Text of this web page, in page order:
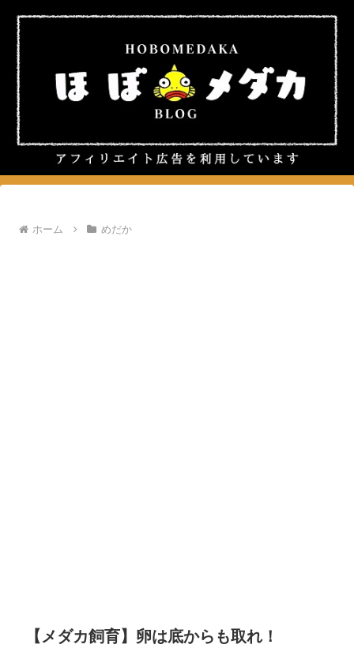
ホーム めだか
【メダカ飼育】卵は底からも取れ！